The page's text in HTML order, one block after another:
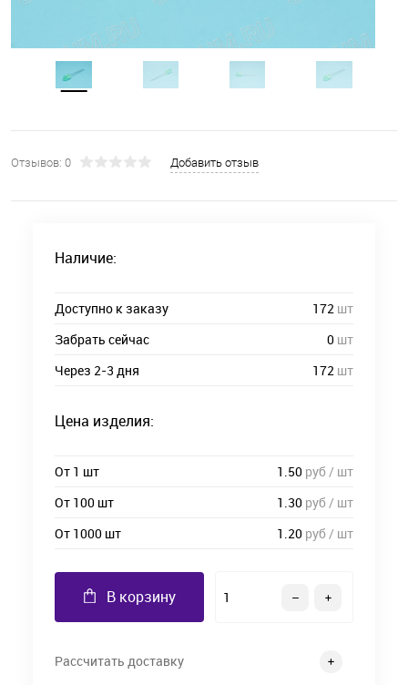
Отзывов: 0 Добавить отзыв
Наличие:
Доступно к заказу 172 шт
Забрать сейчас
0 шт
Через 2-3 дня
172 шт
Цена изделия:
От 1 шт 1.50 руб / шт
От 100 шт
1.30 руб / шт
От 1000 шт
1.20 руб / шт
В корзину
Рассчитать доставку